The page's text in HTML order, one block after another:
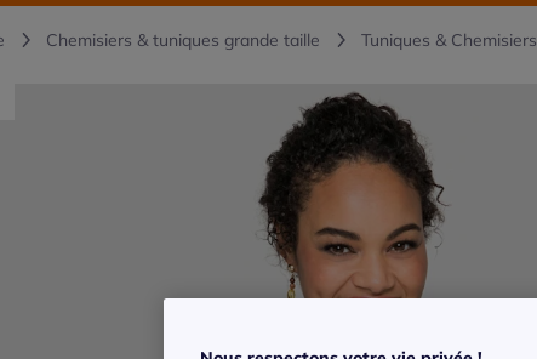
Chemisiers & tuniques grande taille Tuniques &